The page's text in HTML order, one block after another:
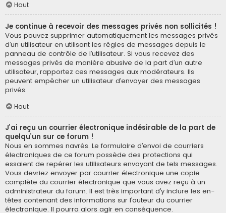
Haut
Je continue à recevoir des messages privés non sollicités !
Vous pouvez supprimer automatiquement les messages privés
d’un utilisateur en utilisant les règles de messages depuis le
panneau de contrôle de l’utilisateur. Si vous recevez des
messages privés de manière abusive de la part d’un autre
utilisateur, rapportez ces messages aux modérateurs. Ils
peuvent empêcher un utilisateur d’envoyer des messages
privés.
Haut
J’ai reçu un courrier électronique indésirable de la part de
quelqu’un sur ce forum !
Nous en sommes navrés. Le formulaire d’envoi de courriers
électroniques de ce forum possède des protections qui
essaient de repérer les utilisateurs envoyant de tels messages.
Vous devriez envoyer par courrier électronique une copie
complète du courrier électronique que vous avez reçu à un
administrateur du forum. Il est très important d’y inclure les en-
têtes contenant des informations sur l’auteur du courrier
électronique. Il pourra alors agir en conséquence.